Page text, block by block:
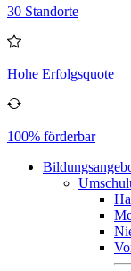
30 Standorte
Hohe Erfolgsquote
100% förderbar